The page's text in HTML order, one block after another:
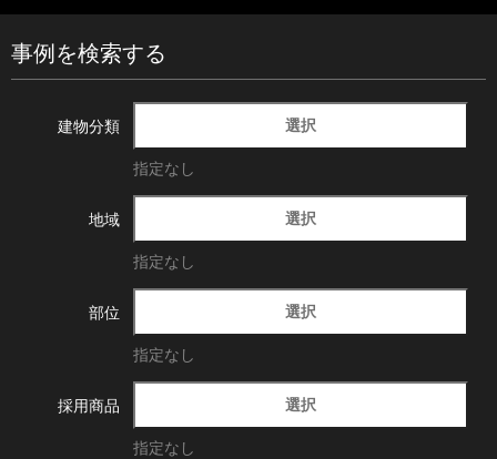
事例を検索する
建物分類 選択
指定なし
地域 選択
指定なし
部位 選択
指定なし
採用商品 選択
指定なし